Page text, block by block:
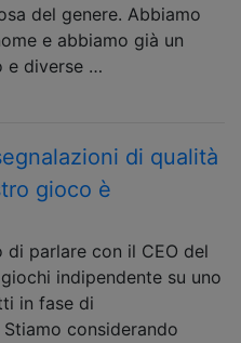
del genere. Abbiamo
e abbiamo già un
e diverse …
di qualità
gioco è
di parlare con il CEO del
indipendente su uno
in fase di
considerando